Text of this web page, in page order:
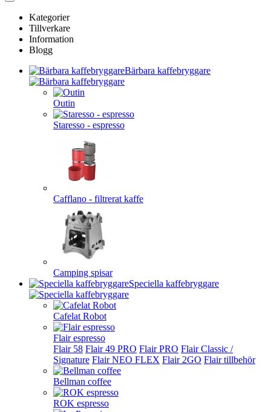
Kategorier
Tillverkare
Information
Blogg
Bärbara kaffebryggare
Outin
Staresso - espresso
Cafflano - filtrerat kaffe
Camping spisar
Speciella kaffebryggare
Cafelat Robot
Flair espresso
Flair 58 Flair 49 PRO Flair PRO Flair Classic /
Signature Flair NEO FLEX Flair 2GO Flair tillbehör
Bellman coffee
ROK espresso